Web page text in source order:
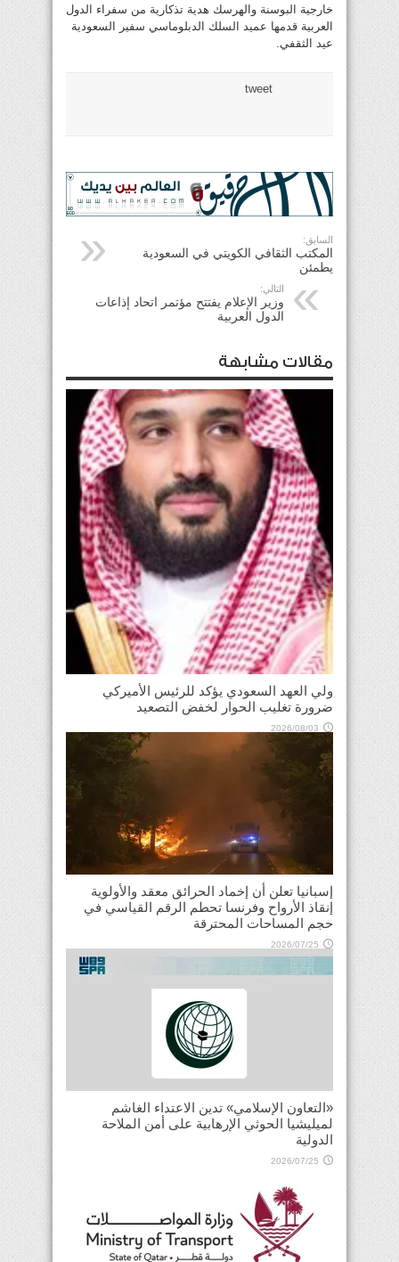
خارجية البوسنة والهرسك هدية تذكارية من سفراء الدول
العربية قدمها عميد السلك الدبلوماسي سفير السعودية
عيد الثقفي.
tweet
السابق:
المكتب الثقافي الكويتي في السعودية
يطمئن
التالي:
وزير الإعلام يفتتح مؤتمر اتحاد إذاعات
الدول العربية
مقالات مشابهة
ولي العهد السعودي يؤكد للرئيس الأميركي
ضرورة تغليب الحوار لخفض التصعيد
2026/08/03
إسبانيا تعلن أن إخماد الحرائق معقد والأولوية
إنقاذ الأرواح وفرنسا تحطم الرقم القياسي في
حجم المساحات المحترقة
2026/07/25
«التعاون الإسلامي» تدين الاعتداء الغاشم
لميليشيا الحوثي الإرهابية على أمن الملاحة
الدولية
2026/07/25